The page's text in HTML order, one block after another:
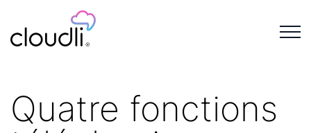
Quatre fonctions